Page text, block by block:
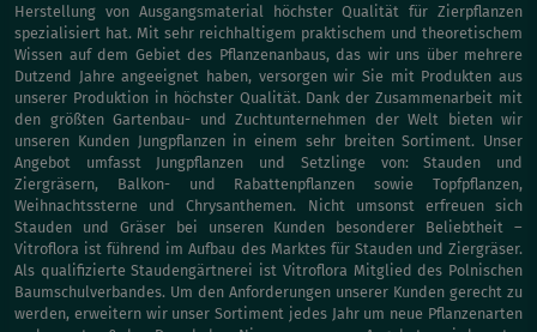
Herstellung von Ausgangsmaterial höchster Qualität für Zierpflanzen
spezialisiert hat. Mit sehr reichhaltigem praktischem und theoretischem
Wissen auf dem Gebiet des Pflanzenanbaus, das wir uns über mehrere
Dutzend Jahre angeeignet haben, versorgen wir Sie mit Produkten aus
unserer Produktion in höchster Qualität. Dank der Zusammenarbeit mit
den größten Gartenbau- und Zuchtunternehmen der Welt bieten wir
unseren Kunden Jungpflanzen in einem sehr breiten Sortiment. Unser
Angebot umfasst Jungpflanzen und Setzlinge von: Stauden und
Ziergräsern, Balkon- und Rabattenpflanzen sowie Topfpflanzen,
Weihnachtssterne und Chrysanthemen. Nicht umsonst erfreuen sich
Stauden und Gräser bei unseren Kunden besonderer Beliebtheit –
Vitroflora ist führend im Aufbau des Marktes für Stauden und Ziergräser.
Als qualifizierte Staudengärtnerei ist Vitroflora Mitglied des Polnischen
Baumschulverbandes. Um den Anforderungen unserer Kunden gerecht zu
werden, erweitern wir unser Sortiment jedes Jahr um neue Pflanzenarten